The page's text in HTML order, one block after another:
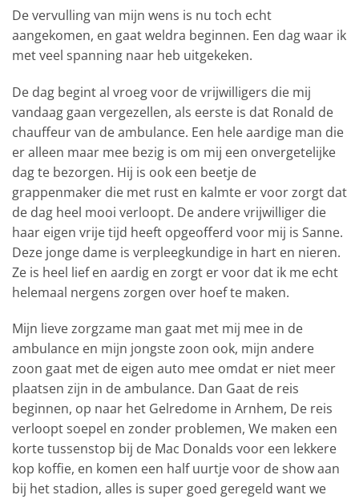
De vervulling van mijn wens is nu toch echt
aangekomen, en gaat weldra beginnen. Een dag waar ik
met veel spanning naar heb uitgekeken.
De dag begint al vroeg voor de vrijwilligers die mij
vandaag gaan vergezellen, als eerste is dat Ronald de
chauffeur van de ambulance. Een hele aardige man die
er alleen maar mee bezig is om mij een onvergetelijke
dag te bezorgen. Hij is ook een beetje de
grappenmaker die met rust en kalmte er voor zorgt dat
de dag heel mooi verloopt. De andere vrijwilliger die
haar eigen vrije tijd heeft opgeofferd voor mij is Sanne.
Deze jonge dame is verpleegkundige in hart en nieren.
Ze is heel lief en aardig en zorgt er voor dat ik me echt
helemaal nergens zorgen over hoef te maken.
Mijn lieve zorgzame man gaat met mij mee in de
ambulance en mijn jongste zoon ook, mijn andere
zoon gaat met de eigen auto mee omdat er niet meer
plaatsen zijn in de ambulance. Dan Gaat de reis
beginnen, op naar het Gelredome in Arnhem, De reis
verloopt soepel en zonder problemen, We maken een
korte tussenstop bij de Mac Donalds voor een lekkere
kop koffie, en komen een half uurtje voor de show aan
bij het stadion, alles is super goed geregeld want we